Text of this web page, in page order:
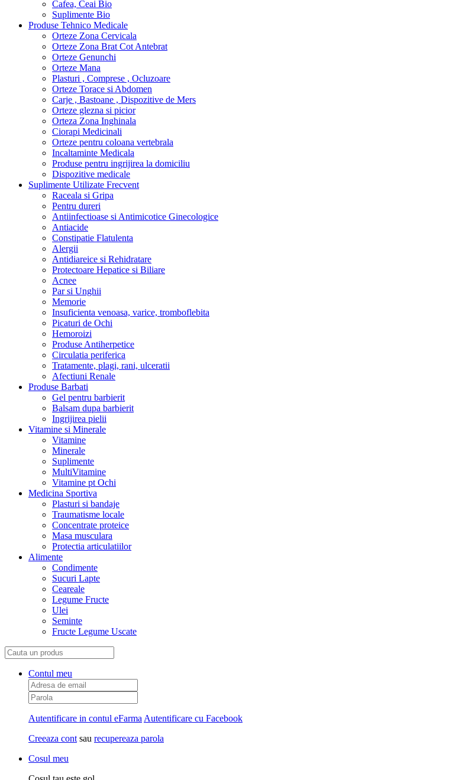
Cafea, Ceai Bio
Suplimente Bio
Produse Tehnico Medicale
Orteze Zona Cervicala
Orteze Zona Brat Cot Antebrat
Orteze Genunchi
Orteze Mana
Plasturi , Comprese , Ocluzoare
Orteze Torace si Abdomen
Carje , Bastoane , Dispozitive de Mers
Orteze glezna si picior
Orteza Zona Inghinala
Ciorapi Medicinali
Orteze pentru coloana vertebrala
Incaltaminte Medicala
Produse pentru ingrijirea la domiciliu
Dispozitive medicale
Suplimente Utilizate Frecvent
Raceala si Gripa
Pentru dureri
Antiinfectioase si Antimicotice Ginecologice
Antiacide
Constipatie Flatulenta
Alergii
Antidiareice si Rehidratare
Protectoare Hepatice si Biliare
Acnee
Par si Unghii
Memorie
Insuficienta venoasa, varice, tromboflebita
Picaturi de Ochi
Hemoroizi
Produse Antiherpetice
Circulatia periferica
Tratamente, plagi, rani, ulceratii
Afectiuni Renale
Produse Barbati
Gel pentru barbierit
Balsam dupa barbierit
Ingrijirea pielii
Vitamine si Minerale
Vitamine
Minerale
Suplimente
MultiVitamine
Vitamine pt Ochi
Medicina Sportiva
Plasturi si bandaje
Traumatisme locale
Concentrate proteice
Masa musculara
Protectia articulatiilor
Alimente
Condimente
Sucuri Lapte
Ceareale
Legume Fructe
Ulei
Seminte
Fructe Legume Uscate
Contul meu
Autentificare in contul eFarma Autentificare cu Facebook
Creeaza cont sau recupereaza parola
Cosul meu